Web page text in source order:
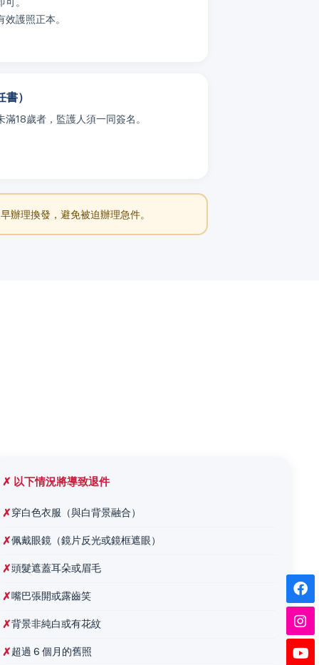
護照正本。
）
18歲者，監護人須一同簽名。
辦理換發，避免被迫辦理急件。
✗ 以下情況將導致退件
✗穿白色衣服（與白背景融合）
✗佩戴眼鏡（鏡片反光或鏡框遮眼）
✗頭髮遮蓋耳朵或眉毛
✗嘴巴張開或露齒笑
✗背景非純白或有花紋
✗超過 6 個月的舊照